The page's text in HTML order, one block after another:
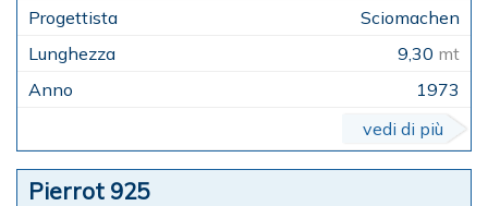
Sciomachen
9,30 mt
1973
vedi di più
Pierrot 925